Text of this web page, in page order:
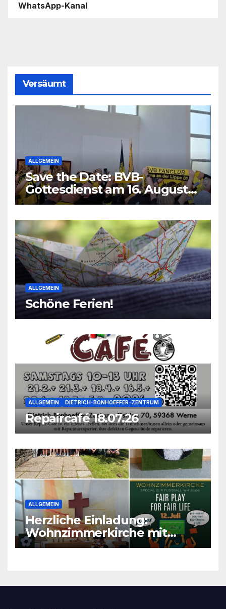
WhatsApp-Kanal
Versäumt
ALLGEMEIN
Save the Date: BVB-
Gottesdienst am 16. August
2026
ALLGEMEIN
Schöne Ferien!
ALLGEMEIN DIETRICH-BONHOEFFER-ZENTRUM
Repaircafé 18.07.26
ALLGEMEIN
Herzliche Einladung:
Wohnzimmerkirche mit
unseren Konfis